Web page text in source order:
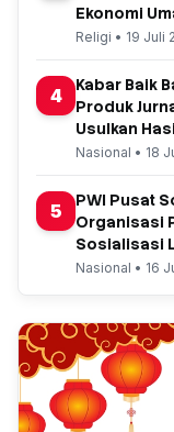
Ekonomi
Religi • 19 Juli
4
Kabar Baik
Produk
Usulkan
Nasional • 18
5
PWI Pusat
Organisasi
Sosialisasi
Nasional • 16